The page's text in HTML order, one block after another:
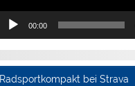
00:00
Radsportkompakt bei Strava